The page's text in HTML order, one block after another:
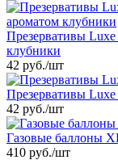
Презервативы
клубники
42 руб./шт
Презервативы
42 руб./шт
Газовые баллоны
410 руб./шт